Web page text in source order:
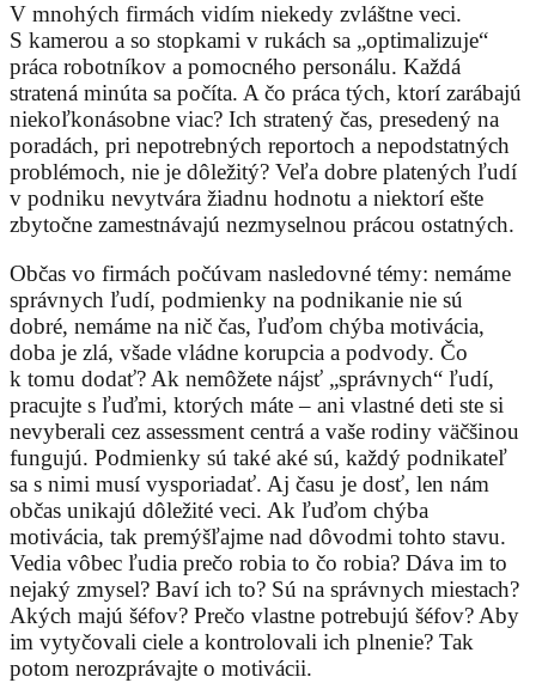
V mnohých firmách vidím niekedy zvláštne veci.
S kamerou a so stopkami v rukách sa „optimalizuje“
práca robotníkov a pomocného personálu. Každá
stratená minúta sa počíta. A čo práca tých, ktorí zarábajú
niekoľkonásobne viac? Ich stratený čas, presedený na
poradách, pri nepotrebných reportoch a nepodstatných
problémoch, nie je dôležitý? Veľa dobre platených ľudí
v podniku nevytvára žiadnu hodnotu a niektorí ešte
zbytočne zamestnávajú nezmyselnou prácou ostatných.
Občas vo firmách počúvam nasledovné témy: nemáme
správnych ľudí, podmienky na podnikanie nie sú
dobré, nemáme na nič čas, ľuďom chýba motivácia,
doba je zlá, všade vládne korupcia a podvody. Čo
k tomu dodať? Ak nemôžete nájsť „správnych“ ľudí,
pracujte s ľuďmi, ktorých máte – ani vlastné deti ste si
nevyberali cez assessment centrá a vaše rodiny väčšinou
fungujú. Podmienky sú také aké sú, každý podnikateľ
sa s nimi musí vysporiadať. Aj času je dosť, len nám
občas unikajú dôležité veci. Ak ľuďom chýba
motivácia, tak premýšľajme nad dôvodmi tohto stavu.
Vedia vôbec ľudia prečo robia to čo robia? Dáva im to
nejaký zmysel? Baví ich to? Sú na správnych miestach?
Akých majú šéfov? Prečo vlastne potrebujú šéfov? Aby
im vytyčovali ciele a kontrolovali ich plnenie? Tak
potom nerozprávajte o motivácii.